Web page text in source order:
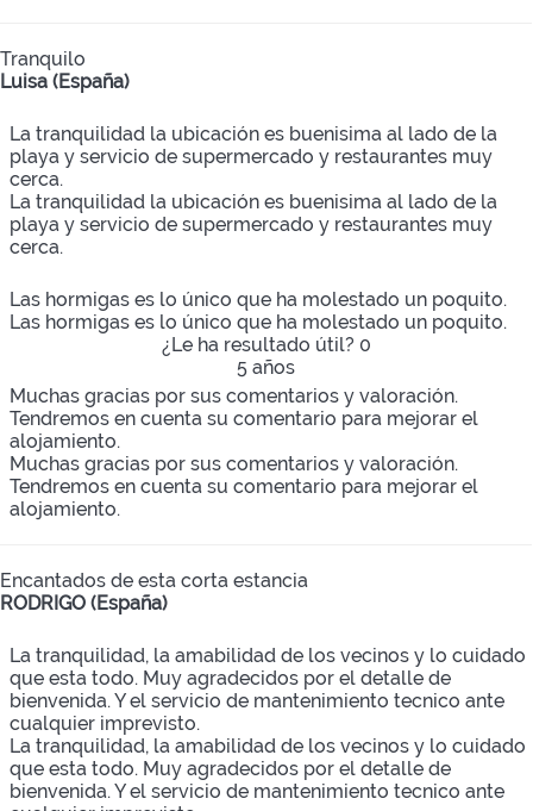
Tranquilo
Luisa (España)
La tranquilidad la ubicación es buenisima al lado de la
playa y servicio de supermercado y restaurantes muy
cerca.
La tranquilidad la ubicación es buenisima al lado de la
playa y servicio de supermercado y restaurantes muy
cerca.
Las hormigas es lo único que ha molestado un poquito.
Las hormigas es lo único que ha molestado un poquito.
¿Le ha resultado útil? 0
5 años
Muchas gracias por sus comentarios y valoración.
Tendremos en cuenta su comentario para mejorar el
alojamiento.
Muchas gracias por sus comentarios y valoración.
Tendremos en cuenta su comentario para mejorar el
alojamiento.
Encantados de esta corta estancia
RODRIGO (España)
La tranquilidad, la amabilidad de los vecinos y lo cuidado
que esta todo. Muy agradecidos por el detalle de
bienvenida. Y el servicio de mantenimiento tecnico ante
cualquier imprevisto.
La tranquilidad, la amabilidad de los vecinos y lo cuidado
que esta todo. Muy agradecidos por el detalle de
bienvenida. Y el servicio de mantenimiento tecnico ante